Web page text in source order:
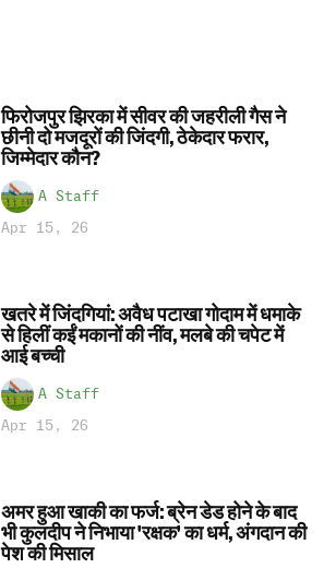
फिरोजपुर झिरका में सीवर की जहरीली गैस ने
छीनी दो मजदूरों की जिंदगी, ठेकेदार फरार,
जिम्मेदार कौन?
A Staff
Apr 15, 26
खतरे में जिंदगियां: अवैध पटाखा गोदाम में धमाके
से हिलीं कईं मकानों की नींव, मलबे की चपेट में
आई बच्ची
A Staff
Apr 15, 26
अमर हुआ खाकी का फर्ज: ब्रेन डेड होने के बाद
भी कुलदीप ने निभाया 'रक्षक' का धर्म, अंगदान की
पेश की मिसाल